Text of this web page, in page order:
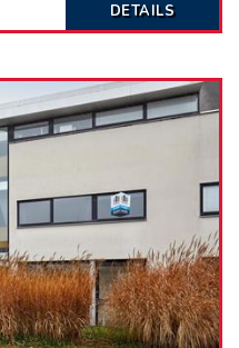
DETAILS